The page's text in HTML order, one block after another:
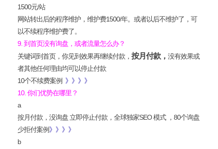
1500元/站
网站转出后的程序维护，维护费1500/年。或者以后不维护了，可
以不续程序维护费了。
9. 到首页没有询盘，或者流量怎么办？
关键词到首页，你见到效果再继续付款， 按月付款， 没有效果或
者其他任何理由均可以停止付款
10个不续费案例 》》》》
10. 你们优势在哪里？
a
按月付款，没询盘 立即停止付款，全球独家SEO 模式 ，80个询盘
少拒付案例》》》》
b